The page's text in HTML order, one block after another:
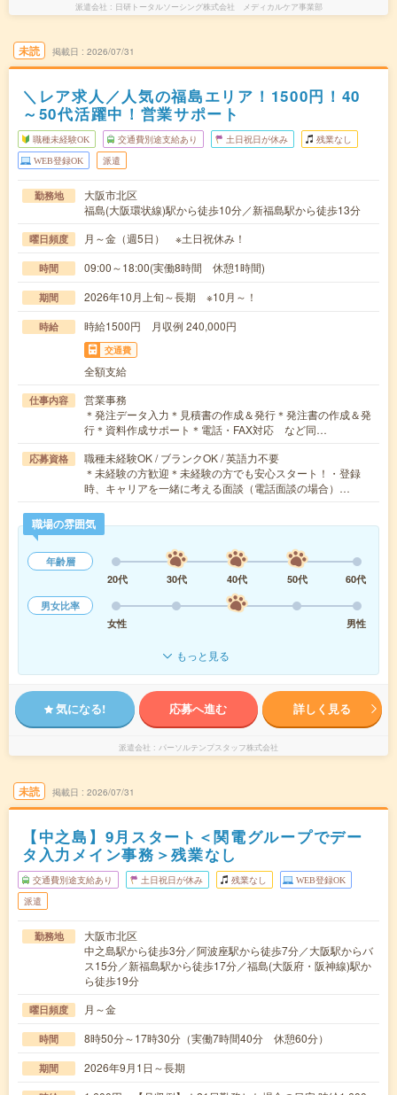
派遣会社 日研トータルソーシング株式会社 メディカルケア事業部
未読 掲載日 2026/07/31
＼レア求人／人気の福島エリア！1500円！40
～50代活躍中！営業サポート
職種未経験OK 交通費別途支給あり 土日祝日が休み 残業なし
WEB登録OK 派遣
勤務地
大阪市北区
福島(大阪環状線)駅から徒歩10分／新福島駅から徒歩13分
曜日頻度 月～金（週5日） ※土日祝休み！
時間 09:00～18:00(実働8時間 休憩1時間)
期間 2026年10月上旬～長期 ※10月～！
時給 時給1500円 月収例 240,000円
交通費
全額支給
仕事内容
営業事務
＊発注データ入力＊見積書の作成＆発行＊発注書の作成＆発
行＊資料作成サポート＊電話・FAX対応 など同…
応募資格
職種未経験OK / ブランクOK / 英語力不要
＊未経験の方歓迎＊未経験の方でも安心スタート！・登録
時、キャリアを一緒に考える面談（電話面談の場合）…
職場の雰囲気
年齢層
20代
30代 40代 50代
60代
男女比率
女性
男性
もっと見る
気になる! 応募へ進む 詳しく見る
派遣会社 パーソルテンプスタッフ株式会社
未読 掲載日 2026/07/31
【中之島】9月スタート＜関電グループでデー
タ入力メイン事務＞残業なし
交通費別途支給あり 土日祝日が休み 残業なし WEB登録OK
派遣
勤務地
大阪市北区
中之島駅から徒歩3分／阿波座駅から徒歩7分／大阪駅からバ
ス15分／新福島駅から徒歩17分／福島(大阪府・阪神線)駅か
ら徒歩19分
曜日頻度 月～金
時間 8時50分～17時30分（実働7時間40分 休憩60分）
期間 2026年9月1日～長期